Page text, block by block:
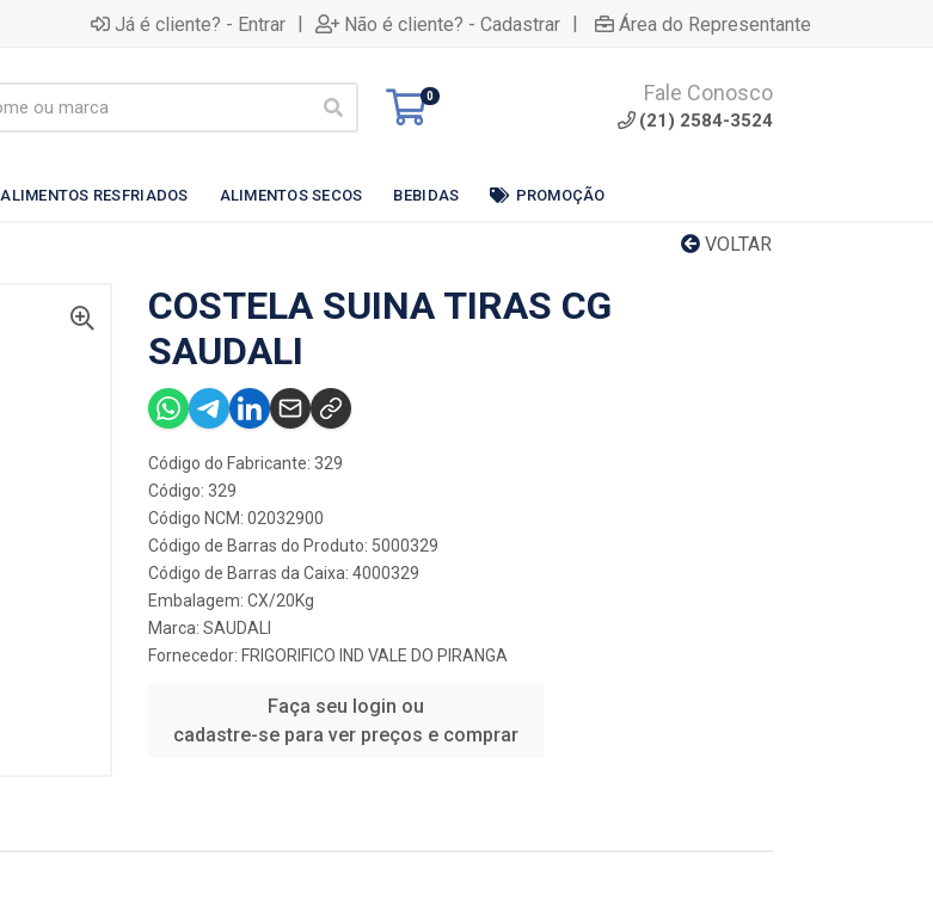
Já é cliente? - Entrar | Não é cliente? - Cadastrar | Área do Representante
0 Fale Conosco
(21) 2584-3524
ALIMENTOS RESFRIADOS ALIMENTOS SECOS BEBIDAS PROMOÇÃO
VOLTAR
COSTELA SUINA TIRAS CG
SAUDALI
Código do Fabricante: 329
Código: 329
Código NCM: 02032900
Código de Barras do Produto: 5000329
Código de Barras da Caixa: 4000329
Embalagem: CX/20Kg
Marca: SAUDALI
Fornecedor: FRIGORIFICO IND VALE DO PIRANGA
Faça seu login ou
cadastre-se para ver preços e comprar